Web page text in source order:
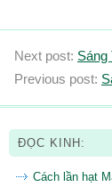
Next post: Sáng
Previous post:
ĐỌC KINH:
Cách lần hạt